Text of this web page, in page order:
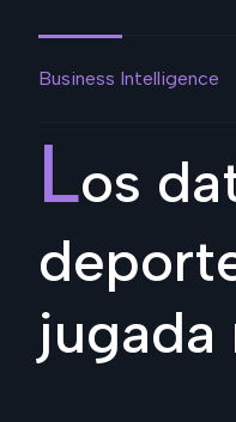
Business Intelligence
Los
jugada